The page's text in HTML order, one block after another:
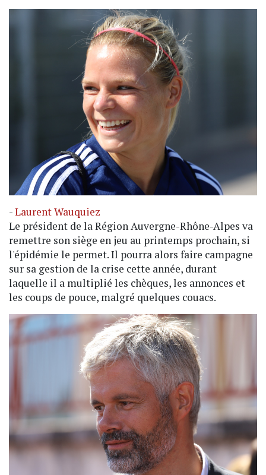
-Laurent Wauquiez
Le président de la Région Auvergne-Rhône-Alpes va
remettre son siège en jeu au printemps prochain, si
l'épidémie le permet. Il pourra alors faire campagne
sur sa gestion de la crise cette année, durant
laquelle il a multiplié les chèques, les annonces et
les coups de pouce, malgré quelques couacs.